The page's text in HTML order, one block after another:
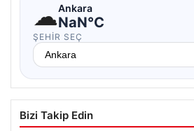
☁Ankara
NaN°C
ŞEHIR SEÇ
Bizi Takip Edin